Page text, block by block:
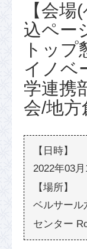
【会
込ペー
トップ
イノベ
学連携
会/地方
2022年03
ベルサール
センター